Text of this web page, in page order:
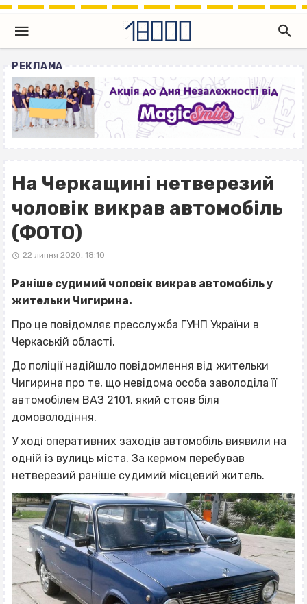
РЕКЛАМА
На Черкащині нетверезий
чоловік викрав автомобіль
(ФОТО)
22 липня 2020, 18:10
Раніше судимий чоловік викрав автомобіль у
жительки Чигирина.
Про це повідомляє пресслужба ГУНП України в
Черкаській області.
До поліції надійшло повідомлення від жительки
Чигирина про те, що невідома особа заволоділа її
автомобілем ВАЗ 2101, який стояв біля
домоволодіння.
У ході оперативних заходів автомобіль виявили на
одній із вулиць міста. За кермом перебував
нетверезий раніше судимий місцевий житель.